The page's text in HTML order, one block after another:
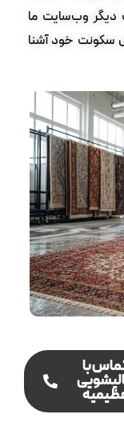
دیگر وب‌سایت ما
سکونت خود آشنا
با